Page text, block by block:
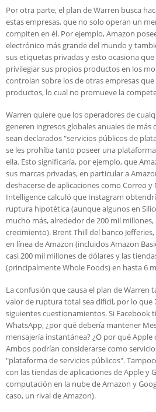
Por otra parte, el plan de Warren busca
estas empresas, que no solo operan un
compiten en él. Por ejemplo, Amazon
electrónico más grande del mundo y
sus etiquetas privadas y esto ocasiona
privilegiar sus propios productos en los
controlan sobre los de otras empresas
productos, lo cual no promueve la
Warren quiere que los operadores de
generen ingresos globales anuales de
sean declarados "servicios públicos de
se les prohíba tanto poseer una
ella. Esto significaría, por ejemplo, que
sus marcas privadas, en particular a
deshacerse de aplicaciones como Correo
Intelligence calculó que Instagram
ruptura hipotética (aunque algunos en
mucho más, alrededor de 200 mil
crecimiento). Brent Thill del banco
en línea de Amazon (incluidos Amazon
casi 200 mil millones de dólares y las
(principalmente Whole Foods) en hasta 6
La confusión que causa el plan de Warren
valor de ruptura total sea difícil, por lo que
siguientes cuestionamientos. Si Facebook
WhatsApp, ¿por qué debería mantener
mensajería instantánea? ¿O por qué
Ambos podrían considerarse como
"plataforma de servicios públicos".
con las tiendas de aplicaciones de Apple y
computación en la nube de Amazon y
caso, un rival de Amazon).